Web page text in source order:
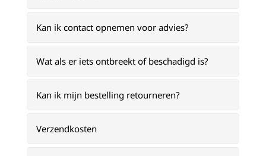
Kan ik contact opnemen voor advies?
Wat als er iets ontbreekt of beschadigd is?
Kan ik mijn bestelling retourneren?
Verzendkosten